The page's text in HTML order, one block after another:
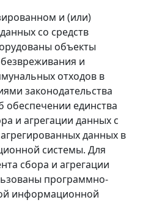
и (или)
со средств
объекты
и
отходов в
законодательства
обеспечении единства
и агрегации данных с
данных в
системы. Для
сбора и агрегации
программно-
информационной